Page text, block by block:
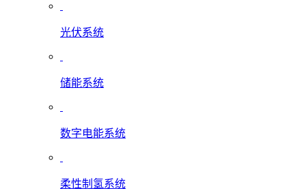
光伏系统
储能系统
数字电能系统
柔性制氢系统